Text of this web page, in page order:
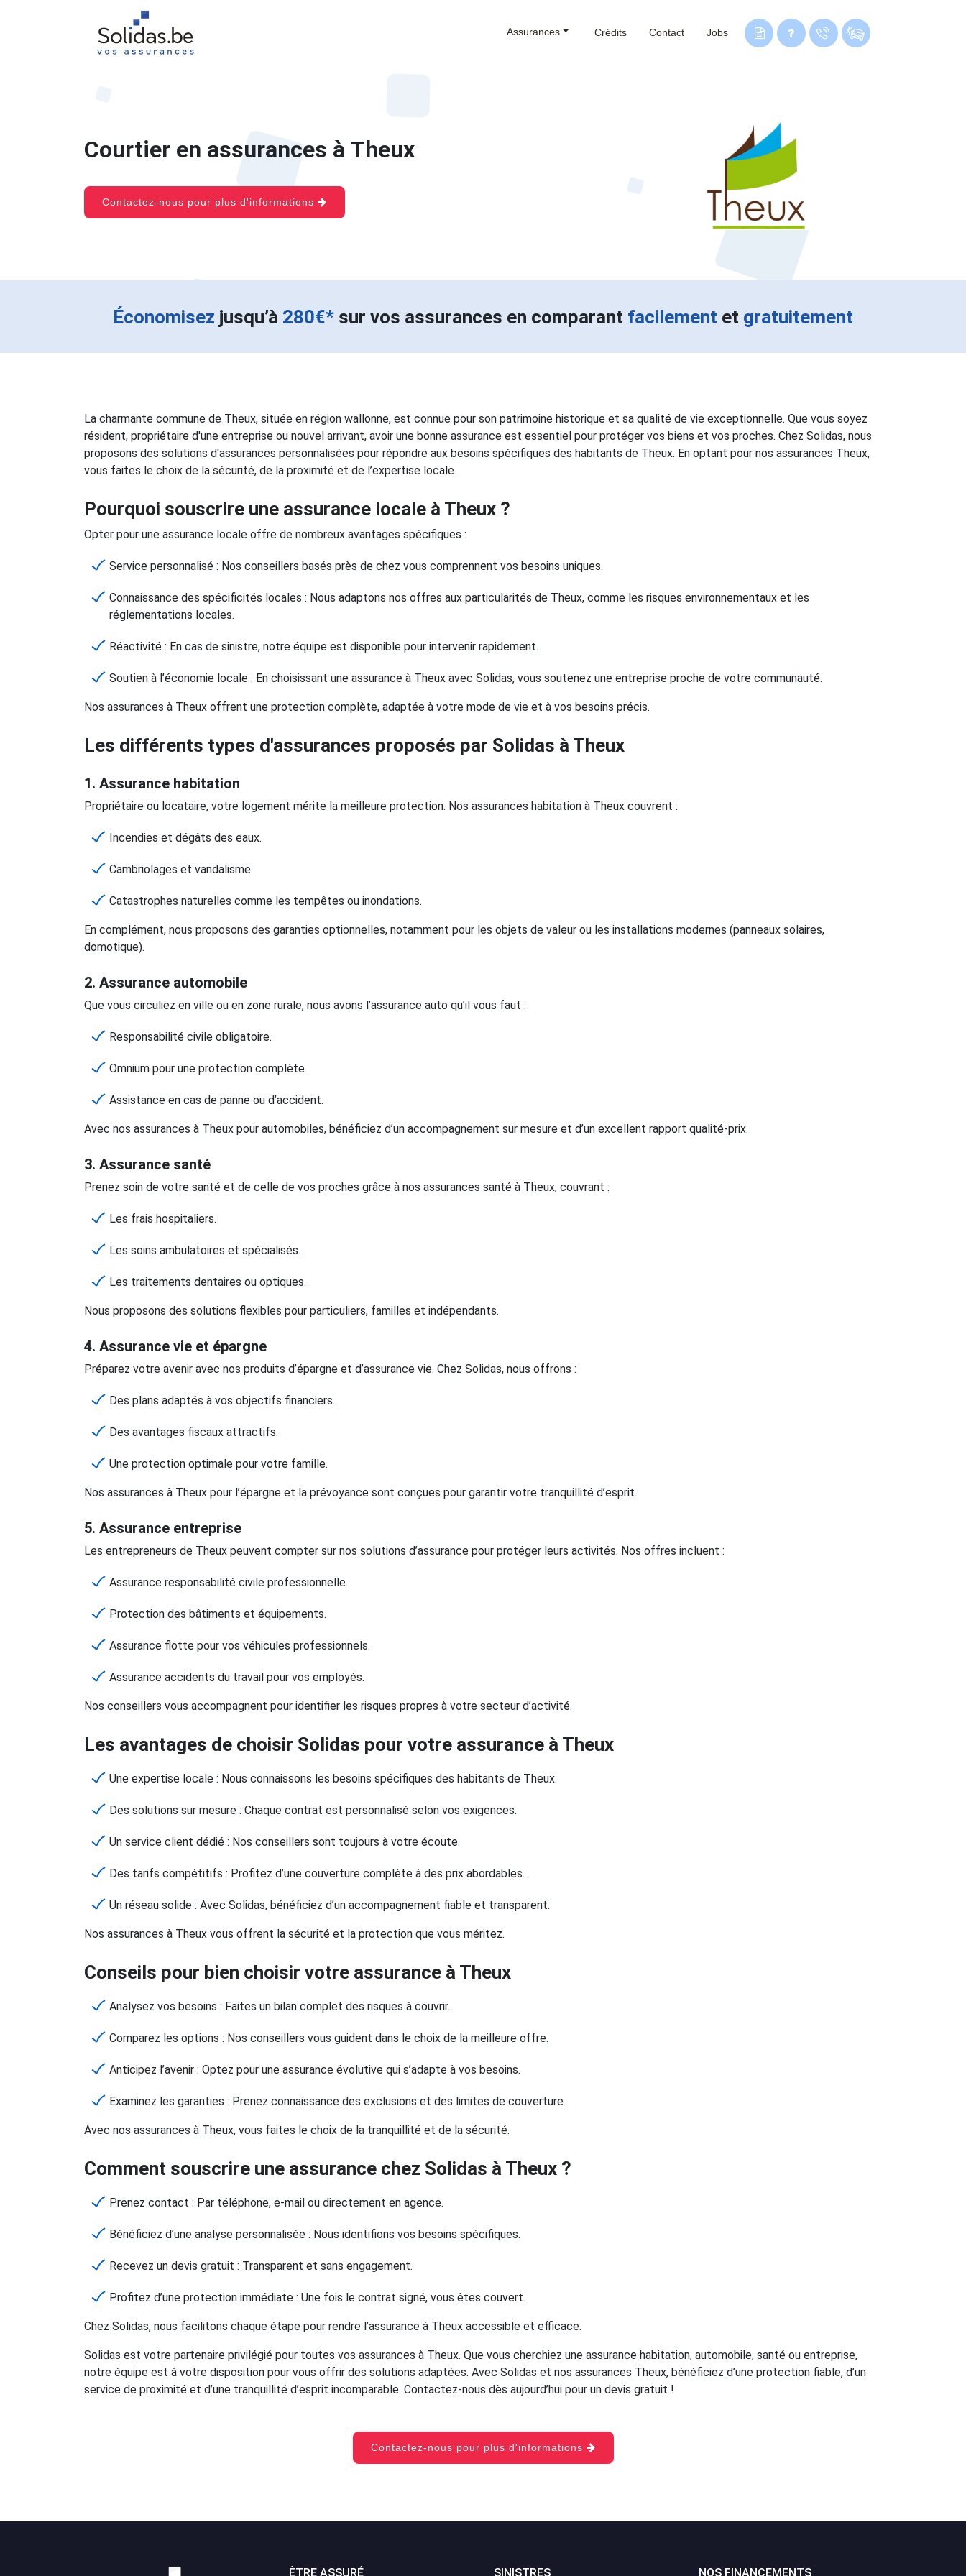
Assurances Crédits Contact Jobs
Courtier en assurances à Theux
Contactez-nous pour plus d'informations
Économisez jusqu’à 280€* sur vos assurances en comparant facilement et gratuitement
La charmante commune de Theux, située en région wallonne, est connue pour son patrimoine historique et sa qualité de vie exceptionnelle. Que vous soyez
résident, propriétaire d'une entreprise ou nouvel arrivant, avoir une bonne assurance est essentiel pour protéger vos biens et vos proches. Chez Solidas, nous
proposons des solutions d'assurances personnalisées pour répondre aux besoins spécifiques des habitants de Theux. En optant pour nos assurances Theux,
vous faites le choix de la sécurité, de la proximité et de l’expertise locale.
Pourquoi souscrire une assurance locale à Theux ?
Opter pour une assurance locale offre de nombreux avantages spécifiques :
Service personnalisé : Nos conseillers basés près de chez vous comprennent vos besoins uniques.
Connaissance des spécificités locales : Nous adaptons nos offres aux particularités de Theux, comme les risques environnementaux et les
réglementations locales.
Réactivité : En cas de sinistre, notre équipe est disponible pour intervenir rapidement.
Soutien à l’économie locale : En choisissant une assurance à Theux avec Solidas, vous soutenez une entreprise proche de votre communauté.
Nos assurances à Theux offrent une protection complète, adaptée à votre mode de vie et à vos besoins précis.
Les différents types d'assurances proposés par Solidas à Theux
1. Assurance habitation
Propriétaire ou locataire, votre logement mérite la meilleure protection. Nos assurances habitation à Theux couvrent :
Incendies et dégâts des eaux.
Cambriolages et vandalisme.
Catastrophes naturelles comme les tempêtes ou inondations.
En complément, nous proposons des garanties optionnelles, notamment pour les objets de valeur ou les installations modernes (panneaux solaires,
domotique).
2. Assurance automobile
Que vous circuliez en ville ou en zone rurale, nous avons l’assurance auto qu’il vous faut :
Responsabilité civile obligatoire.
Omnium pour une protection complète.
Assistance en cas de panne ou d’accident.
Avec nos assurances à Theux pour automobiles, bénéficiez d’un accompagnement sur mesure et d’un excellent rapport qualité-prix.
3. Assurance santé
Prenez soin de votre santé et de celle de vos proches grâce à nos assurances santé à Theux, couvrant :
Les frais hospitaliers.
Les soins ambulatoires et spécialisés.
Les traitements dentaires ou optiques.
Nous proposons des solutions flexibles pour particuliers, familles et indépendants.
4. Assurance vie et épargne
Préparez votre avenir avec nos produits d’épargne et d’assurance vie. Chez Solidas, nous offrons :
Des plans adaptés à vos objectifs financiers.
Des avantages fiscaux attractifs.
Une protection optimale pour votre famille.
Nos assurances à Theux pour l’épargne et la prévoyance sont conçues pour garantir votre tranquillité d’esprit.
5. Assurance entreprise
Les entrepreneurs de Theux peuvent compter sur nos solutions d’assurance pour protéger leurs activités. Nos offres incluent :
Assurance responsabilité civile professionnelle.
Protection des bâtiments et équipements.
Assurance flotte pour vos véhicules professionnels.
Assurance accidents du travail pour vos employés.
Nos conseillers vous accompagnent pour identifier les risques propres à votre secteur d’activité.
Les avantages de choisir Solidas pour votre assurance à Theux
Une expertise locale : Nous connaissons les besoins spécifiques des habitants de Theux.
Des solutions sur mesure : Chaque contrat est personnalisé selon vos exigences.
Un service client dédié : Nos conseillers sont toujours à votre écoute.
Des tarifs compétitifs : Profitez d’une couverture complète à des prix abordables.
Un réseau solide : Avec Solidas, bénéficiez d’un accompagnement fiable et transparent.
Nos assurances à Theux vous offrent la sécurité et la protection que vous méritez.
Conseils pour bien choisir votre assurance à Theux
Analysez vos besoins : Faites un bilan complet des risques à couvrir.
Comparez les options : Nos conseillers vous guident dans le choix de la meilleure offre.
Anticipez l’avenir : Optez pour une assurance évolutive qui s’adapte à vos besoins.
Examinez les garanties : Prenez connaissance des exclusions et des limites de couverture.
Avec nos assurances à Theux, vous faites le choix de la tranquillité et de la sécurité.
Comment souscrire une assurance chez Solidas à Theux ?
Prenez contact : Par téléphone, e-mail ou directement en agence.
Bénéficiez d’une analyse personnalisée : Nous identifions vos besoins spécifiques.
Recevez un devis gratuit : Transparent et sans engagement.
Profitez d’une protection immédiate : Une fois le contrat signé, vous êtes couvert.
Chez Solidas, nous facilitons chaque étape pour rendre l’assurance à Theux accessible et efficace.
Solidas est votre partenaire privilégié pour toutes vos assurances à Theux. Que vous cherchiez une assurance habitation, automobile, santé ou entreprise,
notre équipe est à votre disposition pour vous offrir des solutions adaptées. Avec Solidas et nos assurances Theux, bénéficiez d’une protection fiable, d’un
service de proximité et d’une tranquillité d’esprit incomparable. Contactez-nous dès aujourd’hui pour un devis gratuit !
Contactez-nous pour plus d'informations
ÊTRE ASSURÉ SINISTRES NOS FINANCEMENTS